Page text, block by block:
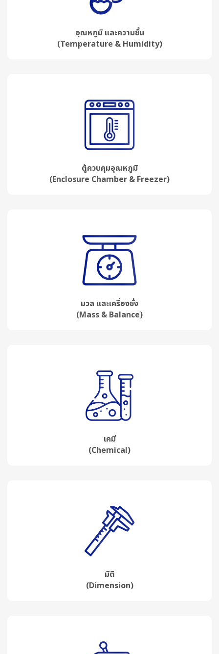
อุณหภูมิ และความชื้น
(Temperature & Humidity)
ตู้ควบคุมอุณหภูมิ
(Enclosure Chamber & Freezer)
มวล และเครื่องชั่ง
(Mass & Balance)
เคมี
(Chemical)
มิติ
(Dimension)